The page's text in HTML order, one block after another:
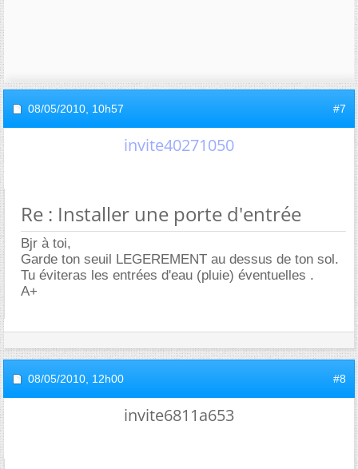
08/05/2010, 10h57 #7
invite40271050
Re : Installer une porte d'entrée
Bjr à toi,
Garde ton seuil LEGEREMENT au dessus de ton sol.
Tu éviteras les entrées d'eau (pluie) éventuelles .
A+
08/05/2010, 12h00 #8
invite6811a653